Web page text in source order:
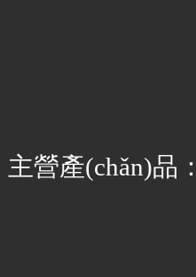
主營產(chǎn)品：